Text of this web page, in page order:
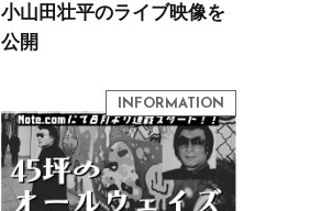
小山田壮平のライブ映像を
公開